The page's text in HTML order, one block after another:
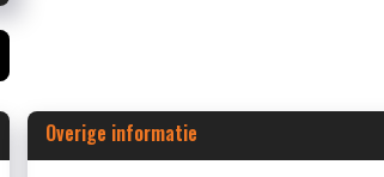
Overige informatie